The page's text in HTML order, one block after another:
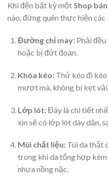
Khi đến bất kỳ mộtShop
nào, đừng quên thực hiện
Đường chỉ may:Phải đều
hoặc bị đứt đoạn.
Khóa kéo:Thử kéo đi kéo
mượt mà, không bị kẹt vải.
Lớp lót:Đây là chi tiết
xịn sẽ có lớp lót dày dặn,
Mùi chất liệu:Túi da thật
trong khi da tổng hợp
nhựa nồng nặc.